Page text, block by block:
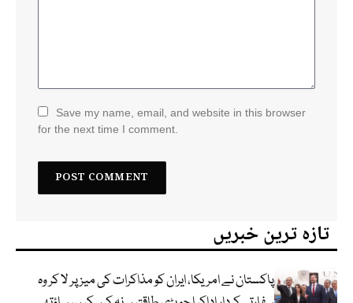
Save my name, email, and website in this browser
for the next time I comment.
تازہ ترین خبریں
پاکستان نے امریکا، ایران کو مذاکرات کی میز پر لا کر وہ